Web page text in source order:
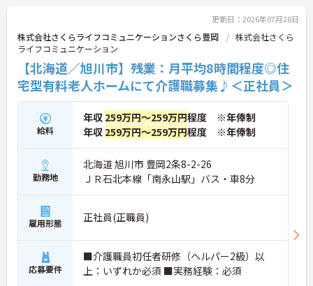
更新日：2026年07月28日
株式会社さくらライフコミュニケーションさくら豊岡
株式会社さくら
ライフコミュニケーション
【北海道／旭川市】残業：月平均8時間程度◎住
宅型有料老人ホームにて介護職募集♪＜正社員＞
給料
年収 259万円～259万円程度 ※年俸制
年収 259万円～259万円程度 ※年俸制
勤務地
北海道 旭川市 豊岡2条8-2-26
ＪＲ石北本線「南永山駅」バス・車8分
雇用形態 正社員(正職員)
応募要件
■介護職員初任者研修（ヘルパー2級）以
上：いずれか必須 ■実務経験：必須